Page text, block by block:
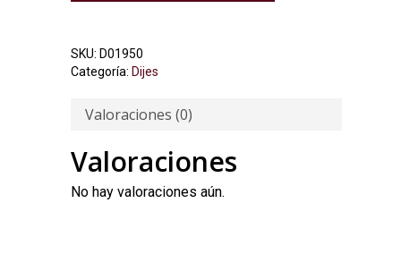
SKU: D01950
Categoría: Dijes
Valoraciones (0)
Valoraciones
No hay valoraciones aún.